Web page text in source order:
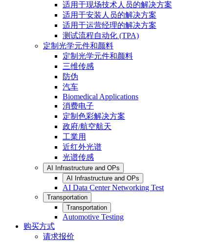
适用于现场技术人员的解决方案
适用于安装人员的解决方案
适用于运营经理的解决方案
测试流程自动化 (TPA)
定制光学元件和颜料
定制光学元件和颜料
三维传感
防伪
汽车
Biomedical Applications
消费电子
定制色彩解决方案
政府/航空航天
工業用
近红外光谱
光谱传感
AI Infrastructure and OPs
AI Infrastructure and OPs
AI Data Center Networking Test
Transportation
Transportation
Automotive Testing
购买方式
请求报价